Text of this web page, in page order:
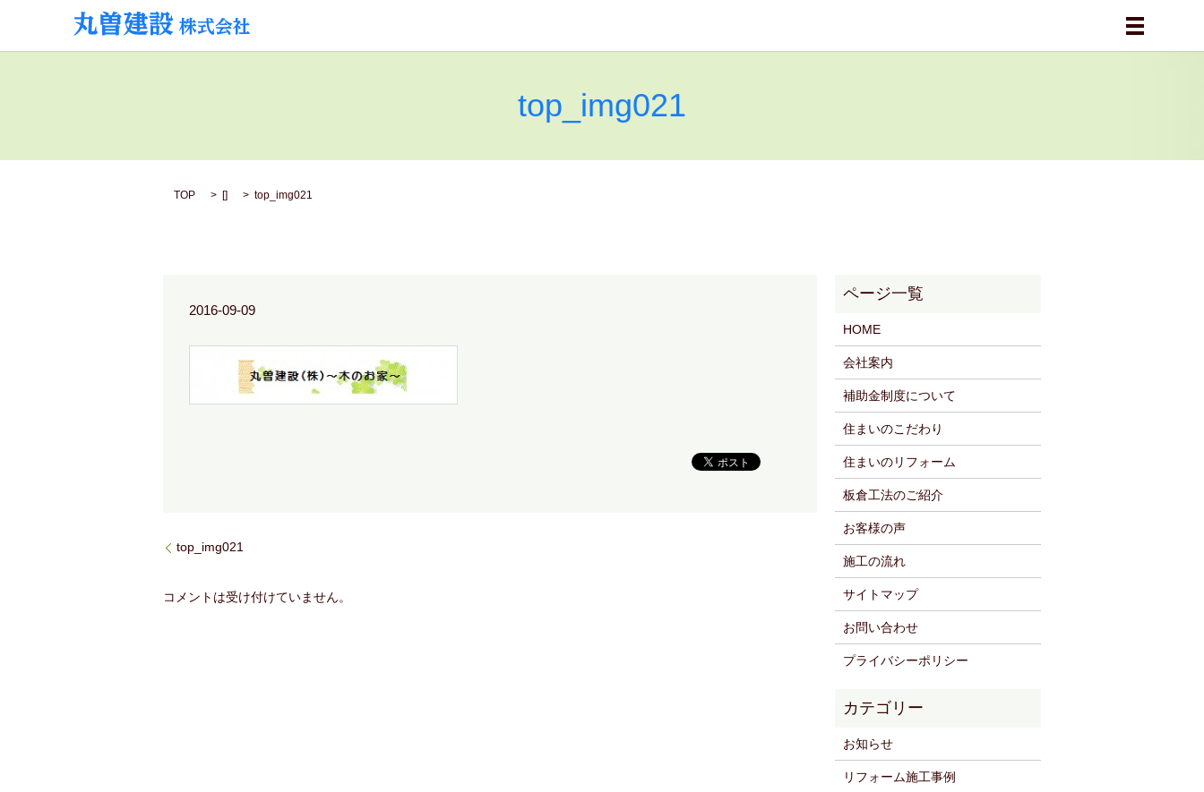
メニュー
top_img021
TOP [] top_img021
2016-09-09
top_img021
コメントは受け付けていません。
HOME
会社案内
補助金制度について
住まいのこだわり
住まいのリフォーム
板倉工法のご紹介
お客様の声
施工の流れ
サイトマップ
お問い合わせ
プライバシーポリシー
お知らせ
リフォーム施工事例